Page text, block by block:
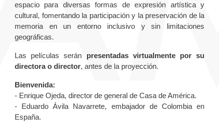
espacio para diversas formas de expresión artística y
cultural, fomentando la participación y la preservación de la
memoria en un entorno inclusivo y sin limitaciones
geográficas.
Las películas serán presentadas virtualmente por su
directora o director, antes de la proyección.
Bienvenida:
- Enrique Ojeda, director de general de Casa de América.
- Eduardo Ávila Navarrete, embajador de Colombia en
España.